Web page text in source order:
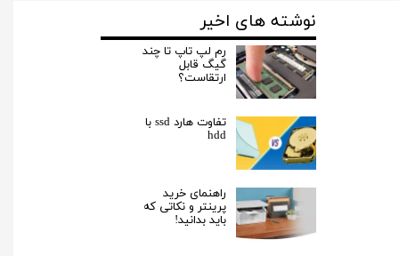
نوشته های اخیر
رم لپ تاپ تا چند
گیگ قابل
ارتقاست؟
تفاوت هارد ssd با
hdd
راهنمای خرید
پرینتر و نکاتی که
باید بدانید!